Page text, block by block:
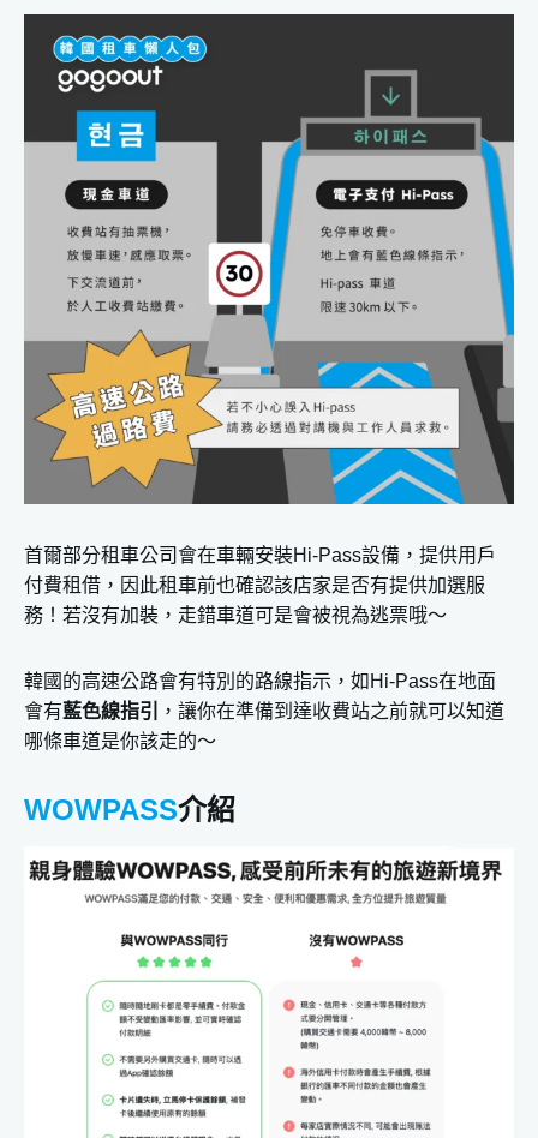
首爾部分租車公司會在車輛安裝Hi-Pass設備，提供用戶
付費租借，因此租車前也確認該店家是否有提供加選服
務！若沒有加裝，走錯車道可是會被視為逃票哦～
韓國的高速公路會有特別的路線指示，如Hi-Pass在地面
會有藍色線指引
，讓你在準備到達收費站之前就可以知道
哪條車道是你該走的～
WOWPASS介紹